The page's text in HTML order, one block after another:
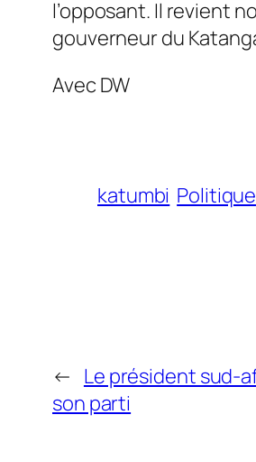
l’opposant. Il revient
gouverneur du
Avec DW
katumbi Politique
← Le président sud-
son parti